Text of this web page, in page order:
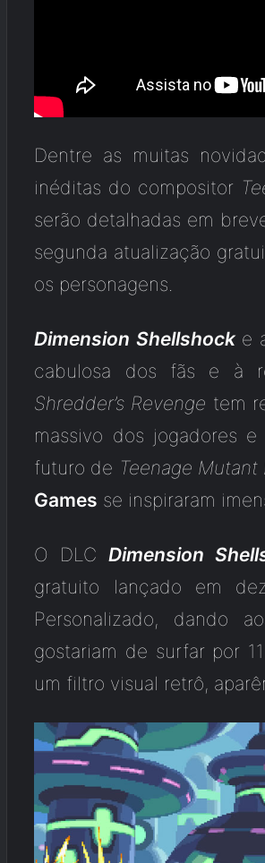
Dentre as muitas
inéditas do compositor
serão detalhadas em
segunda atualização
os personagens.
Dimension Shellshocke
cabulosa dos fãs e à
Shredder’s Revenge tem
massivo dos jogadores
futuro de Teenage Mutant
Games se inspiraram
O DLC Dimension
gratuito lançado em
Personalizado, dando
gostariam de surfar por
um filtro visual retrô,